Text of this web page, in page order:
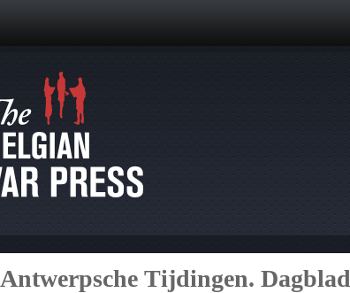
Antwerpsche Tijdingen. Dagblad